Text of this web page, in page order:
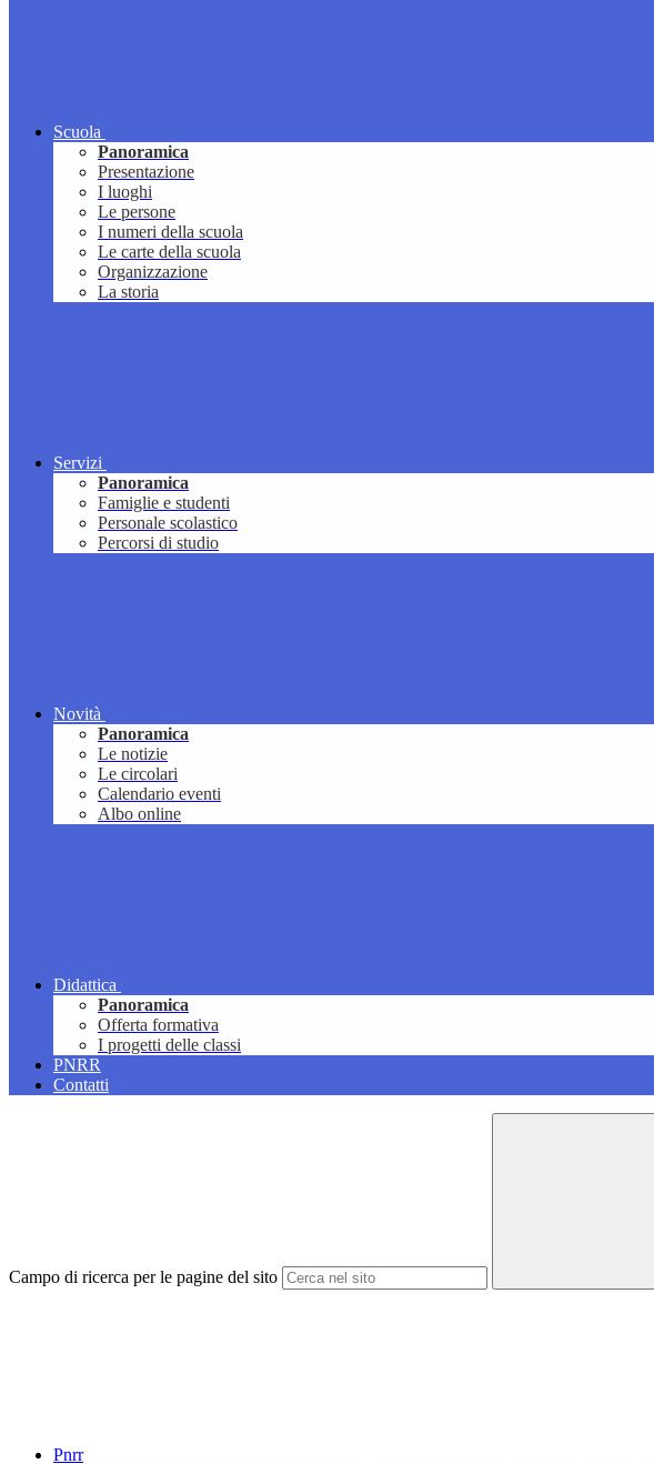
Scuola
Panoramica
Presentazione
I luoghi
Le persone
I numeri della scuola
Le carte della scuola
Organizzazione
La storia
Servizi
Panoramica
Famiglie e studenti
Personale scolastico
Percorsi di studio
Novità
Panoramica
Le notizie
Le circolari
Calendario eventi
Albo online
Didattica
Panoramica
Offerta formativa
I progetti delle classi
PNRR
Contatti
Campo di ricerca per le pagine del sito
Pnrr